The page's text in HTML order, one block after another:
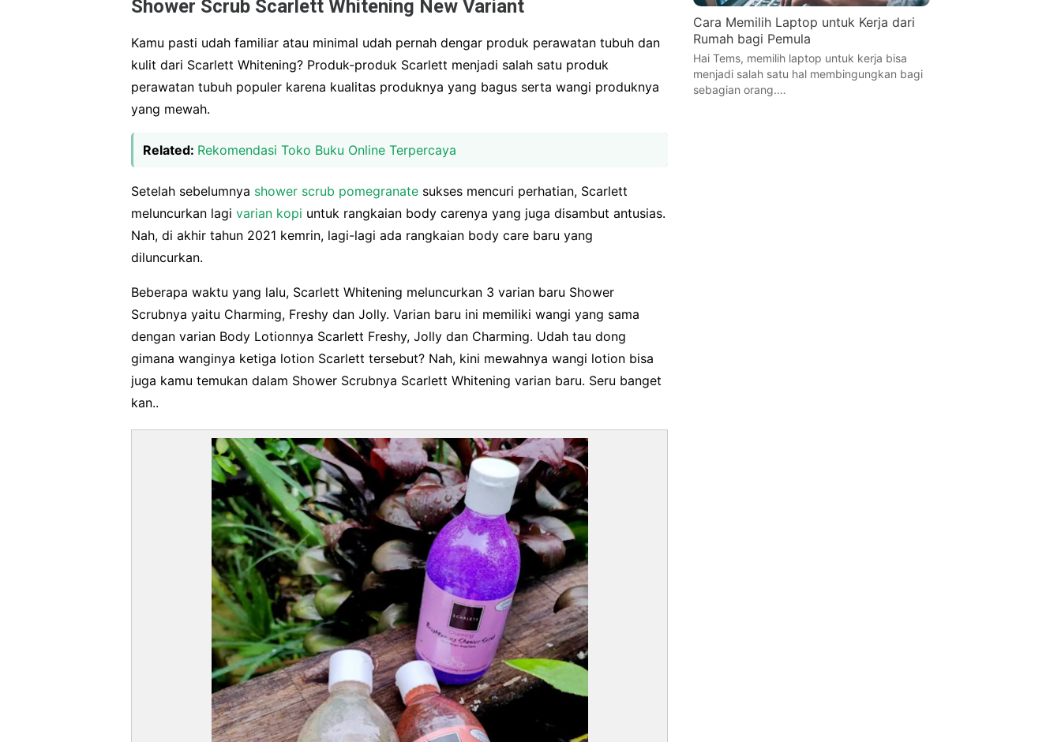
Shower Scrub Scarlett Whitening New Variant
Kamu pasti udah familiar atau minimal udah pernah dengar produk perawatan tubuh dan
kulit dari Scarlett Whitening? Produk-produk Scarlett menjadi salah satu produk
perawatan tubuh populer karena kualitas produknya yang bagus serta wangi produknya
yang mewah.
Related: Rekomendasi Toko Buku Online Terpercaya
Setelah sebelumnya shower scrub pomegranate sukses mencuri perhatian, Scarlett
meluncurkan lagi varian kopi untuk rangkaian body carenya yang juga disambut antusias.
Nah, di akhir tahun 2021 kemrin, lagi-lagi ada rangkaian body care baru yang
diluncurkan.
Beberapa waktu yang lalu, Scarlett Whitening meluncurkan 3 varian baru Shower
Scrubnya yaitu Charming, Freshy dan Jolly. Varian baru ini memiliki wangi yang sama
dengan varian Body Lotionnya Scarlett Freshy, Jolly dan Charming. Udah tau dong
gimana wanginya ketiga lotion Scarlett tersebut? Nah, kini mewahnya wangi lotion bisa
juga kamu temukan dalam Shower Scrubnya Scarlett Whitening varian baru. Seru banget
kan..
Cara Memilih Laptop untuk Kerja dari
Rumah bagi Pemula
Hai Tems, memilih laptop untuk kerja bisa
menjadi salah satu hal membingungkan bagi
sebagian orang.…